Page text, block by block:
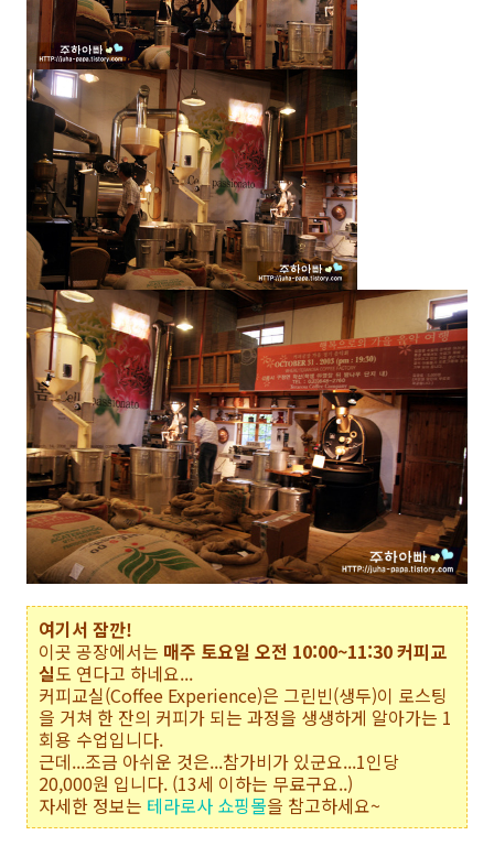
여기서 잠깐!
이곳 공장에서는 매주 토요일 오전 10:00~11:30 커피교
실도 연다고 하네요...
커피교실(Coffee Experience)은 그린빈(생두)이 로스팅
을 거쳐 한 잔의 커피가 되는 과정을 생생하게 알아가는 1
회용 수업입니다.
근데...조금 아쉬운 것은...참가비가 있군요...1인당
20,000원 입니다. (13세 이하는 무료구요..)
자세한 정보는 테라로사 쇼핑몰을 참고하세요~